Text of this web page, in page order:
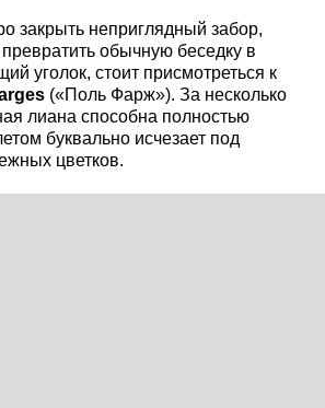
закрыть неприглядный забор,
обычную беседку в
уголок, стоит присмотреться к
(«Поль Фарж»). За несколько
лиана способна полностью
буквально исчезает под
цветков.